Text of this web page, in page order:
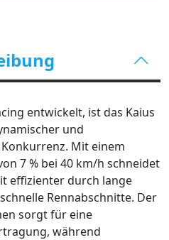
entwickelt, ist das Kaius
und
Mit einem
7 % bei 40 km/h schneidet
effizienter durch lange
Rennabschnitte. Der
sorgt für eine
während